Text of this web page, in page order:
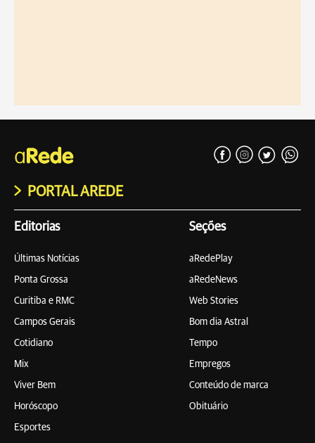
PORTAL AREDE
Editorias
Últimas Notícias
Ponta Grossa
Curitiba e RMC
Campos Gerais
Cotidiano
Mix
Viver Bem
Horóscopo
Esportes
Seções
aRedePlay
aRedeNews
Web Stories
Bom dia Astral
Tempo
Empregos
Conteúdo de marca
Obituário